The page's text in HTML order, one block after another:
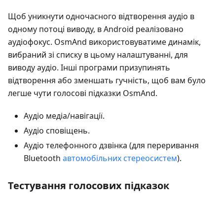
Щоб уникнути одночасного відтворення аудіо в
одному потоці виводу, в Android реалізовано
аудіофокус. OsmAnd використовуватиме динамік,
вибраний зі списку в цьому налаштуванні, для
виводу аудіо. Інші програми призупинять
відтворення або зменшать гучність, щоб вам було
легше чути голосові підказки OsmAnd.
Аудіо медіа/навігації.
Аудіо сповіщень.
Аудіо телефонного дзвінка (для переривання
Bluetooth автомобільних стереосистем).
Тестування голосових підказок